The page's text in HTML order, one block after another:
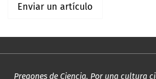
Enviar un artículo
Pregones de Ciencia. Por una cultura